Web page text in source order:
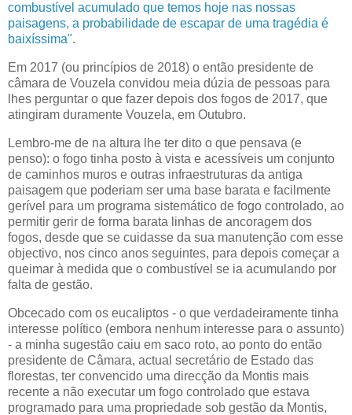
combustível acumulado que temos hoje nas nossas
paisagens, a probabilidade de escapar de uma tragédia é
baixíssima".
Em 2017 (ou princípios de 2018) o então presidente de
câmara de Vouzela convidou meia dúzia de pessoas para
lhes perguntar o que fazer depois dos fogos de 2017, que
atingiram duramente Vouzela, em Outubro.
Lembro-me de na altura lhe ter dito o que pensava (e
penso): o fogo tinha posto à vista e acessíveis um conjunto
de caminhos muros e outras infraestruturas da antiga
paisagem que poderiam ser uma base barata e facilmente
gerível para um programa sistemático de fogo controlado, ao
permitir gerir de forma barata linhas de ancoragem dos
fogos, desde que se cuidasse da sua manutenção com esse
objectivo, nos cinco anos seguintes, para depois começar a
queimar à medida que o combustível se ia acumulando por
falta de gestão.
Obcecado com os eucaliptos - o que verdadeiramente tinha
interesse político (embora nenhum interesse para o assunto)
- a minha sugestão caiu em saco roto, ao ponto do então
presidente de Câmara, actual secretário de Estado das
florestas, ter convencido uma direcção da Montis mais
recente a não executar um fogo controlado que estava
programado para uma propriedade sob gestão da Montis,